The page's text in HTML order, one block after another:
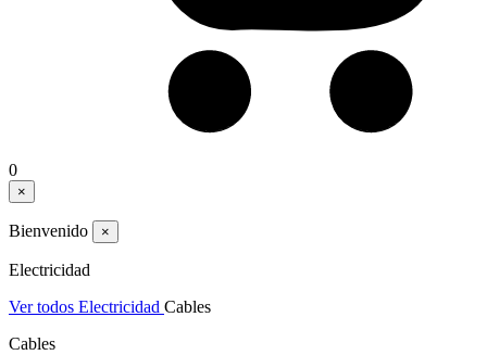
0
×
Bienvenido ×
Electricidad
Ver todos Electricidad Cables
Cables